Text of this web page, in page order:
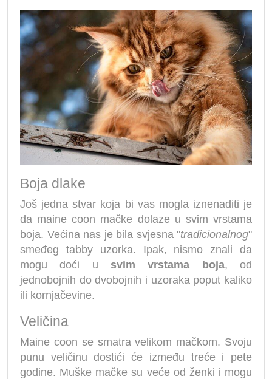
Boja dlake
Još jedna stvar koja bi vas mogla iznenaditi je
da maine coon mačke dolaze u svim vrstama
boja. Većina nas je bila svjesna "tradicionalnog"
smeđeg tabby uzorka. Ipak, nismo znali da
mogu doći u svim vrstama boja, od
jednobojnih do dvobojnih i uzoraka poput kaliko
ili kornjačevine.
Veličina
Maine coon se smatra velikom mačkom. Svoju
punu veličinu dostići će između treće i pete
godine. Muške mačke su veće od ženki i mogu